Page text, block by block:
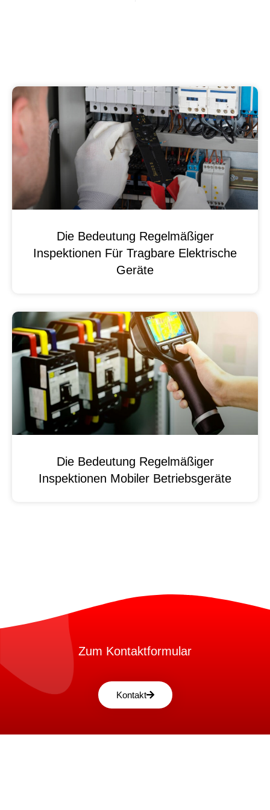
Die Bedeutung Regelmäßiger
Inspektionen Für Tragbare Elektrische
Geräte
Die Bedeutung Regelmäßiger
Inspektionen Mobiler Betriebsgeräte
Zum Kontaktformular
Kontakt